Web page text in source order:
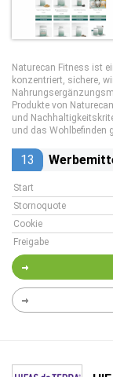
Naturecan Fitness ist
konzentriert, sichere,
Produkte von
und
und das Wohlbefinden
13
Start
Stornoquote
Cookie
Freigabe